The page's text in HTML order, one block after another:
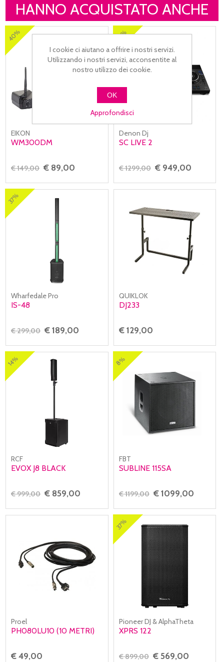
HANNO ACQUISTATO ANCHE
40%
EIKON
WM300DM
€ 149,00 € 89,00
27%
Denon Dj
SC LIVE 2
€ 1299,00 € 949,00
37%
Wharfedale Pro
IS-48
€ 299,00 € 189,00
QUIKLOK
DJ233
€ 129,00
14%
RCF
EVOX J8 BLACK
€ 999,00 € 859,00
8%
FBT
SUBLINE 115SA
€ 1199,00 € 1099,00
Proel
PH080LU10 (10 METRI)
€ 49,00
37%
Pioneer DJ & AlphaTheta
XPRS 122
€ 899,00 € 569,00
I cookie ci aiutano a offrire i nostri servizi.
Utilizzando i nostri servizi, acconsentite al
nostro utilizzo dei cookie.
OK
Approfondisci